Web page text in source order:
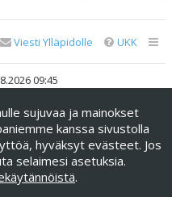
UKK
Viesti Ylläpidolle
09:45
phpBB® Forum Software ©
harritapio, Pettis)
PixelGoose Studio
Ehdot
sujuvaa ja mainokset
kanssa sivustolla
hyväksyt evästeet. Jos
selaimesi asetuksia.
.